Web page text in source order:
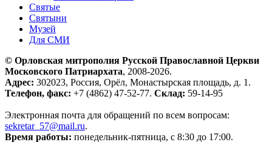
Святые
Святыни
Музей
Для СМИ
© Орловская митрополия Русской Православной Церкви
Московского Патриархата, 2008-2026.
Адрес: 302023, Россия, Орёл, Монастырская площадь, д. 1.
Телефон, факс: +7 (4862) 47-52-77. Склад: 59-14-95
Электронная почта для обращений по всем вопросам:
sekretar_57@mail.ru.
Время работы: понедельник-пятница, с 8:30 до 17:00.